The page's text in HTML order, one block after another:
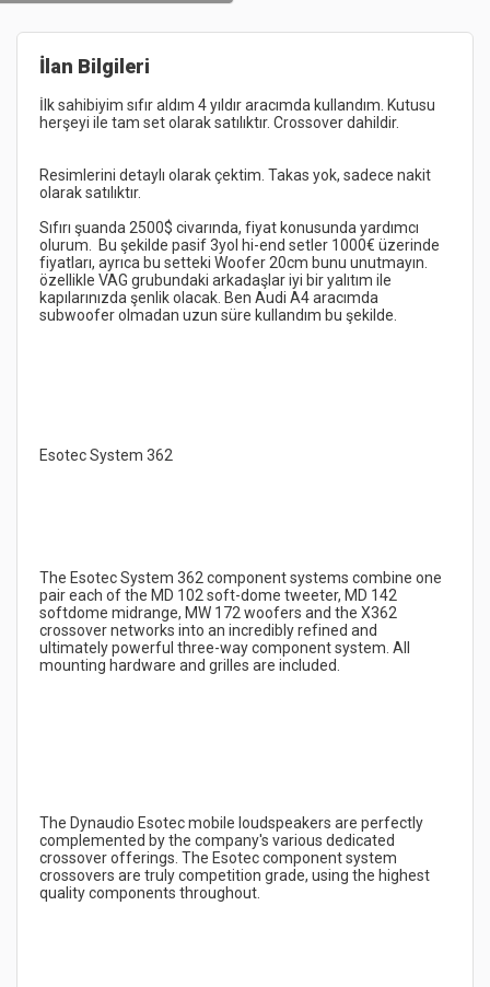
İlan Bilgileri
İlk sahibiyim sıfır aldım 4 yıldır aracımda kullandım. Kutusu
Resimlerini detaylı olarak çektim. Takas yok, sadece nakit
Sıfırı şuanda 2500$ civarında, fiyat konusunda yardımcı
olurum.  Bu şekilde pasif 3yol hi-end setler 1000€ üzerinde
fiyatları, ayrıca bu setteki Woofer 20cm bunu unutmayın.
özellikle VAG grubundaki arkadaşlar iyi bir yalıtım ile
kapılarınızda şenlik olacak.﻿ Ben Audi A4 aracımda
The Esotec System 362 component systems combine one
pair each of the MD 102 soft-dome tweeter, MD 142
softdome midrange, MW 172 woofers and the X362
crossover networks into an incredibly refined and
ultimately powerful three-way component system. All
The Dynaudio Esotec mobile loudspeakers are perfectly
complemented by the company's various dedicated
crossover offerings. The Esotec component system
crossovers are truly competition grade, using the highest